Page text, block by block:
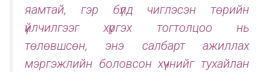
яамтай, гэр бүлд чиглэсэн төрийн
үйлчилгээг хүргэх тогтолцоо нь
төлөвшсөн, энэ салбарт ажиллах
мэргэжлийн боловсон хүчнийг тухайлан